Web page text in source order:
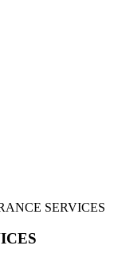
SERVICES